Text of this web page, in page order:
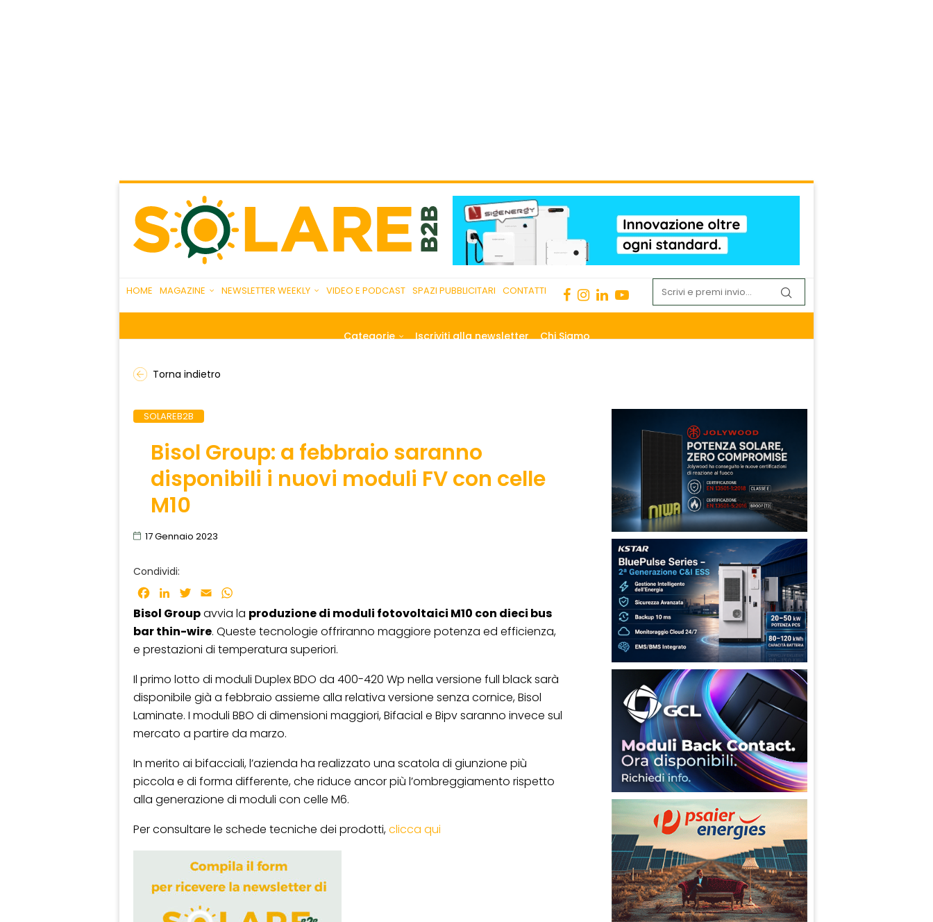
HOME MAGAZINE NEWSLETTER WEEKLY VIDEO E PODCAST SPAZI PUBBLICITARI CONTATTI
Categorie Iscriviti alla newsletter Chi Siamo
Torna indietro
SOLAREB2B
Bisol Group: a febbraio saranno
disponibili i nuovi moduli FV con celle
M10
17 Gennaio 2023
Condividi:
Facebook
LinkedInTwitter
Email
Bisol Groupavvia la produzione di moduli fotovoltaici M10 con dieci bus
bar thin-wire. Queste tecnologie offriranno maggiore potenza ed efficienza,
e prestazioni di temperatura superiori.
Il primo lotto di moduli Duplex BDO da 400-420 Wp nella versione full black sarà
disponibile già a febbraio assieme alla relativa versione senza cornice, Bisol
Laminate. I moduli BBO di dimensioni maggiori, Bifacial e Bipv saranno invece sul
mercato a partire da marzo.
In merito ai bifacciali, l’azienda ha realizzato una scatola di giunzione più
piccola e di forma differente, che riduce ancor più l’ombreggiamento rispetto
alla generazione di moduli con celle M6.
Per consultare le schede tecniche dei prodotti,clicca qui